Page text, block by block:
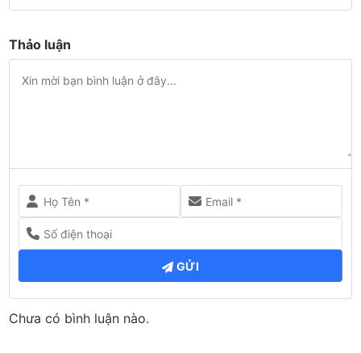
Thảo luận
GỬI
Chưa có bình luận nào.